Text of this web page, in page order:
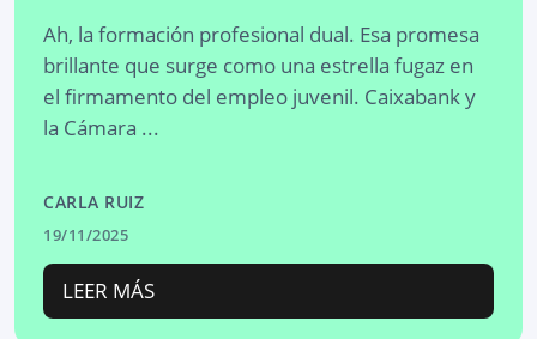
Ah, la formación profesional dual. Esa promesa
brillante que surge como una estrella fugaz en
el firmamento del empleo juvenil. Caixabank y
la Cámara ...
CARLA RUIZ
19/11/2025
LEER MÁS